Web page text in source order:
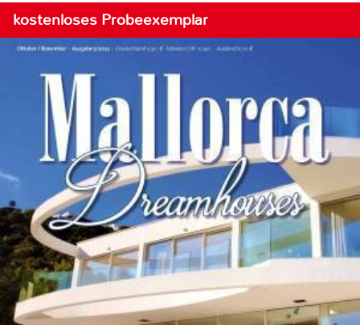
kostenloses Probeexemplar